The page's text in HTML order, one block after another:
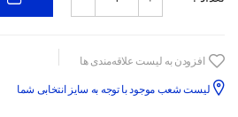
افزودن به لیست علاقه‌مندی ها
لیست شعب موجود با توجه به سایز انتخابی شما